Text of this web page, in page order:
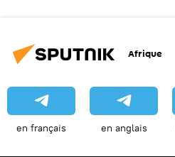
Afrique
en français en anglais